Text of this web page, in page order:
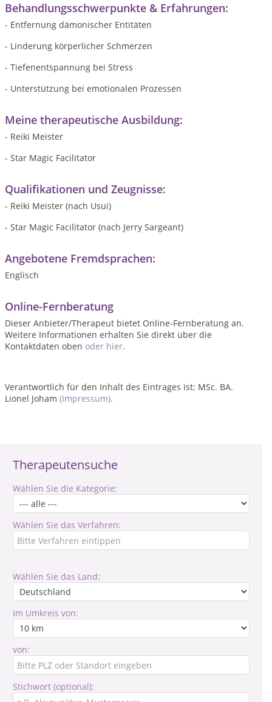
Therapeutensuche
Wählen Sie die Kategorie:
Wählen Sie das Verfahren:
Wählen Sie das Land:
Im Umkreis von:
von:
Stichwort (optional):
Behandlungsschwerpunkte & Erfahrungen:
- Entfernung dämonischer Entitäten
- Linderung körperlicher Schmerzen
- Tiefenentspannung bei Stress
- Unterstützung bei emotionalen Prozessen
Meine therapeutische Ausbildung:
- Reiki Meister
- Star Magic Facilitator
Qualifikationen und Zeugnisse:
- Reiki Meister (nach Usui)
- Star Magic Facilitator (nach Jerry Sargeant)
Angebotene Fremdsprachen:
Englisch
Online-Fernberatung
Dieser Anbieter/Therapeut bietet Online-Fernberatung an.
Weitere Informationen erhalten Sie direkt über die
Kontaktdaten oben oder hier.
Verantwortlich für den Inhalt des Eintrages ist: MSc. BA.
Lionel Joham (Impressum).